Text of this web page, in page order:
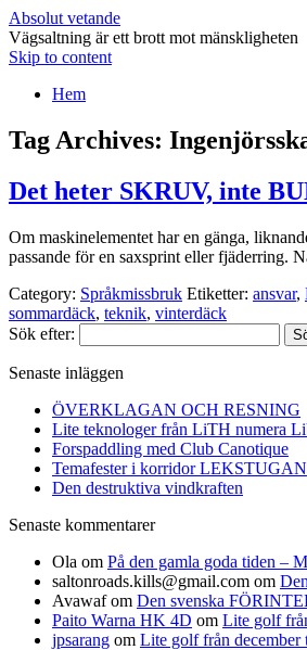
Absolut vetande
Vägsaltning är ett brott mot mänskligheten
Skip to content
Hem
Tag Archives:
Det heter SKRUV, inte
Om maskinelementet har en gänga,
passande för en saxsprint eller fjäderring.
Category: Språkmissbruk Etiketter: ansvar,
sommardäck, teknik, vinterdäck
Sök efter:
Senaste inläggen
ÖVERKLAGAN OCH RESNING
Lite teknologer från LiTH numera
Forspaddling med Club Canotique
Temafester i korridor LEKSTUGAN
Den destruktiva vindkraften
Senaste kommentarer
Ola om På den gamla goda tiden –
saltonroads.kills@gmail.com om
Avawafom Den svenska
Paito Warna HK 4D om Lite golf
jpsarang om Lite golf från december